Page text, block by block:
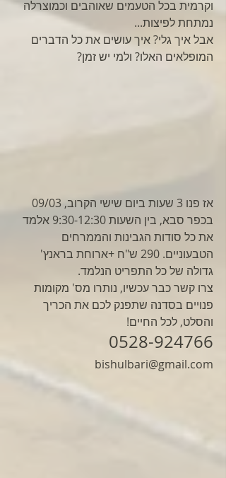
וקרמית בכל הטעמים שאוהבים וכמוצרלה
נמתחת לפיצות...
אבל איך גלי? איך עושים את כל הדברים
המופלאים האלו? ולמי יש זמן?
בכפר סבא, בין השעות 9:30-12:30 אלמד
את כל סודות הגבינות והממרחים
הטבעוניים. 290 ש"ח +ארוחת בראנץ'
גדולה של כל התפריט הנלמד.
צרו קשר כבר עכשיו, נותרו מס' מקומות
פנויים בסדנה שתפנק לכם את הכריך
והסלט, לכל החיים!
0528-924766
bishulbari@gmail.com